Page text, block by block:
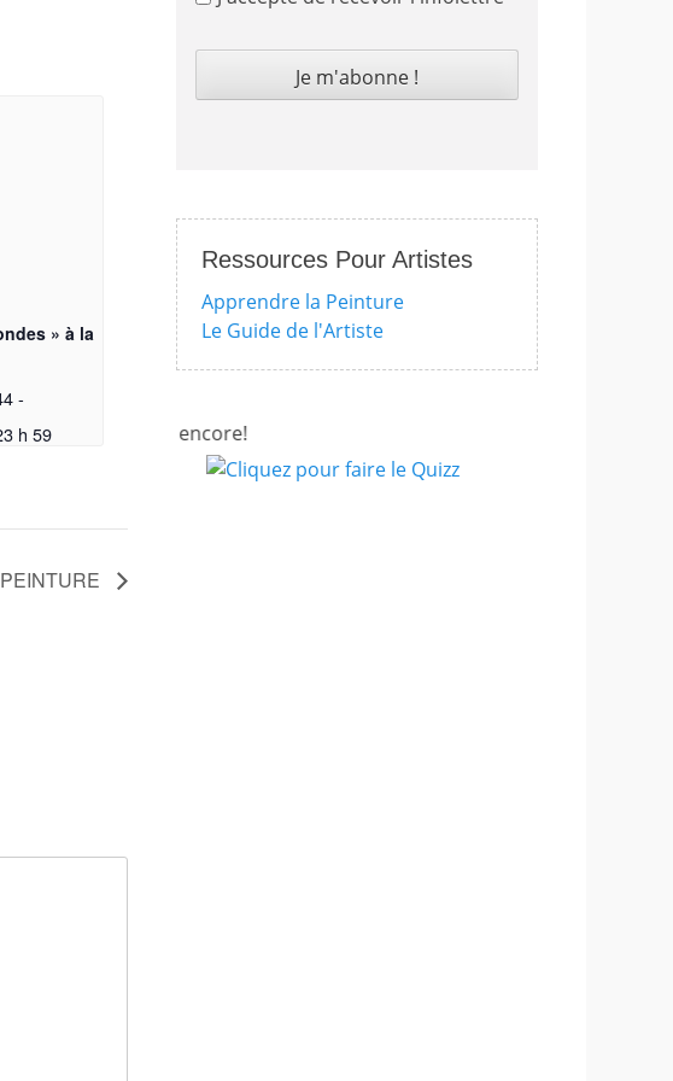
» à la
-
h 59
Ressources Pour Artistes
Apprendre la Peinture
Le Guide de l'Artiste
bien d'autres encore!